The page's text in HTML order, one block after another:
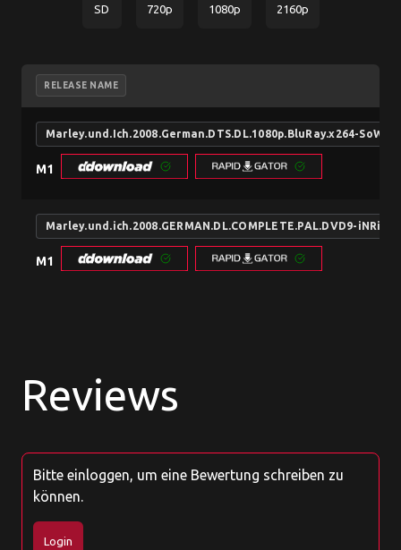
SD 720p 1080p 2160p
RELEASE NAME
Marley.und.Ich.2008.German.DTS.DL.1080p.BluRay.x264-SoW
M1
Marley.und.ich.2008.GERMAN.DL.COMPLETE.PAL.DVD9-iNRi
M1
Reviews
Bitte einloggen, um eine Bewertung schreiben zu
können.
Login